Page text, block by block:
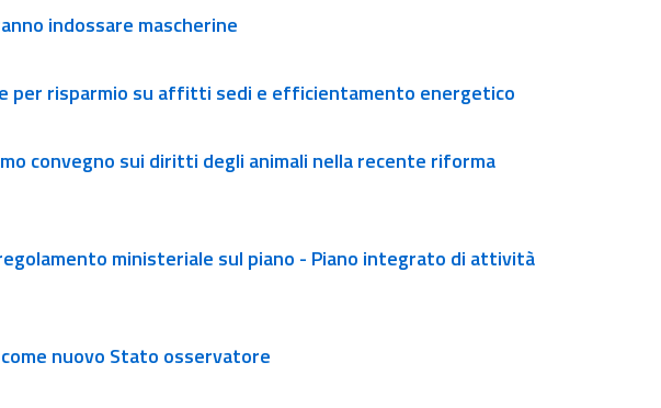
indossare mascherine
per risparmio su affitti sedi e efficientamento energetico
convegno sui diritti degli animali nella recente riforma
ministeriale sul piano - Piano integrato di attività
come nuovo Stato osservatore